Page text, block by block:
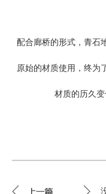
配合廊桥的形式，青石
原始的材质使用，终为
材质的历久变